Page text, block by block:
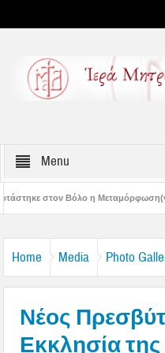
Menu
Πανήγυρις
Home Media Photo
Νέος
Εκκλησία